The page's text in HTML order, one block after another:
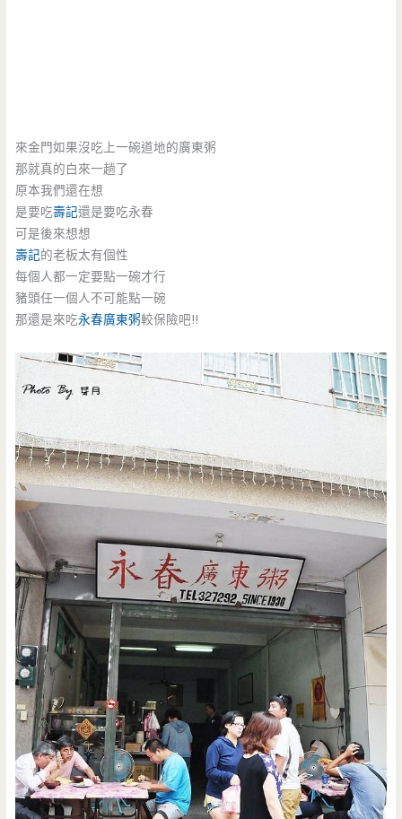
來金門如果沒吃上一碗道地的廣東粥
那就真的白來一趟了
原本我們還在想
是要吃壽記還是要吃永春
可是後來想想
壽記的老板太有個性
每個人都一定要點一碗才行
豬頭任一個人不可能點一碗
那還是來吃永春廣東粥較保險吧!!